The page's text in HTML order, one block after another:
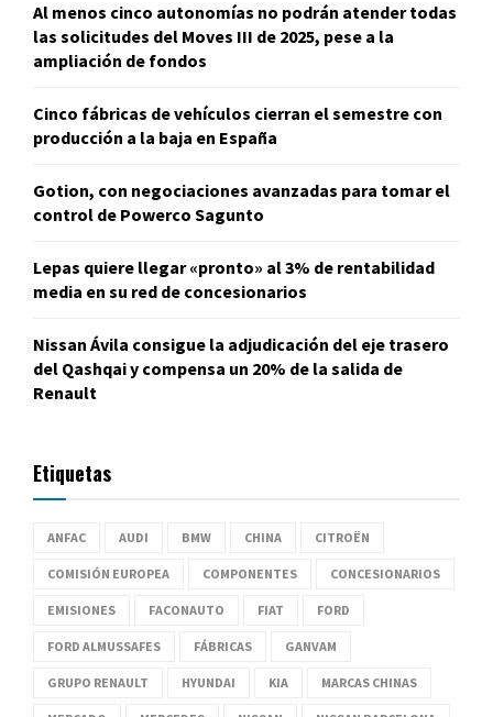
Al menos cinco autonomías no podrán atender todas
las solicitudes del Moves III de 2025, pese a la
ampliación de fondos
Cinco fábricas de vehículos cierran el semestre con
producción a la baja en España
Gotion, con negociaciones avanzadas para tomar el
control de Powerco Sagunto
Lepas quiere llegar «pronto» al 3% de rentabilidad
media en su red de concesionarios
Nissan Ávila consigue la adjudicación del eje trasero
del Qashqai y compensa un 20% de la salida de
Renault
Etiquetas
ANFAC AUDI BMW CHINA CITROËN
COMISIÓN EUROPEA COMPONENTES CONCESIONARIOS
EMISIONES FACONAUTO FIAT FORD
FORD ALMUSSAFES FÁBRICAS GANVAM
GRUPO RENAULT HYUNDAI KIA MARCAS CHINAS